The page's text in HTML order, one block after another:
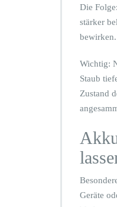
Die
stärker
bewirken.
Wichtig:
Staub
Zustand
Geräte